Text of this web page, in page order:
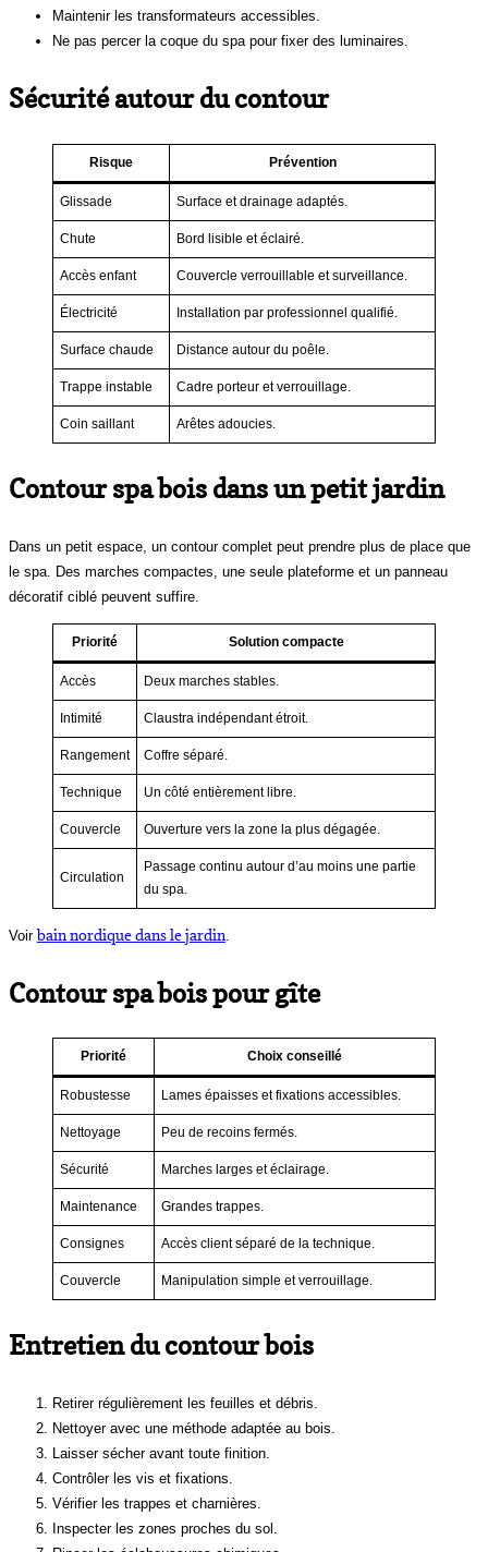
Maintenir les transformateurs accessibles.
Ne pas percer la coque du spa pour fixer des luminaires.
Sécurité autour du contour
Risque Prévention
Glissade Surface et drainage adaptés.
Chute Bord lisible et éclairé.
Accès enfant Couvercle verrouillable et surveillance.
Électricité Installation par professionnel qualifié.
Surface chaude Distance autour du poêle.
Trappe instable Cadre porteur et verrouillage.
Coin saillant Arêtes adoucies.
Contour spa bois dans un petit jardin
Dans un petit espace, un contour complet peut prendre plus de place que
le spa. Des marches compactes, une seule plateforme et un panneau
décoratif ciblé peuvent suffire.
Priorité Solution compacte
Accès Deux marches stables.
Intimité Claustra indépendant étroit.
Rangement Coffre séparé.
Technique Un côté entièrement libre.
Couvercle Ouverture vers la zone la plus dégagée.
Circulation
Passage continu autour d’au moins une partie
du spa.
Voir bain nordique dans le jardin
Contour spa bois pour gîte
Priorité Choix conseillé
Robustesse Lames épaisses et fixations accessibles.
Nettoyage Peu de recoins fermés.
Sécurité Marches larges et éclairage.
Maintenance Grandes trappes.
Consignes Accès client séparé de la technique.
Couvercle Manipulation simple et verrouillage.
Entretien du contour bois
Retirer régulièrement les feuilles et débris.
Nettoyer avec une méthode adaptée au bois.
Laisser sécher avant toute finition.
Contrôler les vis et fixations.
Vérifier les trappes et charnières.
Inspecter les zones proches du sol.